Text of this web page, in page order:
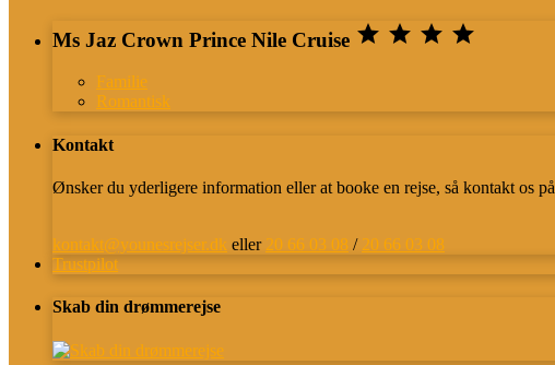
Ms Jaz Crown Prince Nile Cruise    
Familie
Romantisk
Kontakt
Ønsker du yderligere information eller at booke en rejse, så kontakt os på
kontakt@younesrejser.dk eller 20 66 03 08 / 20 66 03 08
Trustpilot
Skab din drømmerejse